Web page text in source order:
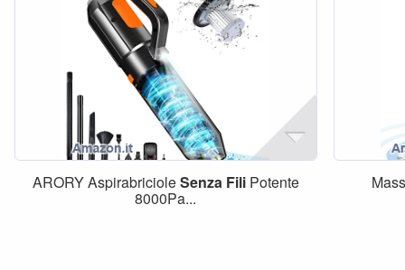
ARORY AspirabricioleSenza FiliPotente
8000Pa...